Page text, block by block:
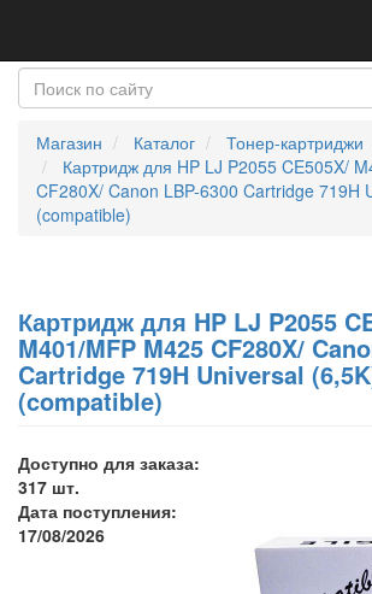
Магазин Каталог Тонер-картриджи
Картридж для HP LJ P2055 CE505X/
CF280X/ Canon LBP-6300 Cartridge 719H
(compatible)
Картридж для HP LJ P2055
M401/MFP M425 CF280X/
Cartridge 719H Universal
(compatible)
Доступно для заказа:
317 шт.
Дата поступления:
17/08/2026